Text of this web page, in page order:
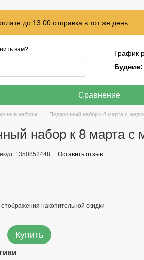
до 13.00 отправка в тот же день
вам?
График
Будние:
Сравнение
наборы Подарочный набор к 8 марта с
набор к 8 марта с
1350852448 Оставить отзыв
накопительной скидки
Купить